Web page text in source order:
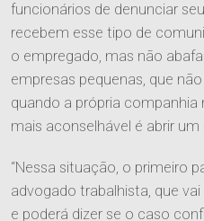
funcionários de denunciar
recebem esse tipo de
o empregado, mas não
empresas pequenas, que
quando a própria companhia
mais aconselhável é abrir um
“Nessa situação, o primeiro
advogado trabalhista, que
e poderá dizer se o caso